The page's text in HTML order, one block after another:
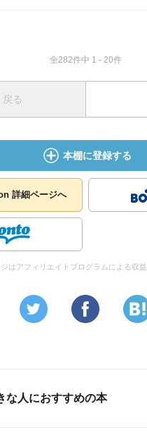
全282件中 1 - 20件
戻る
本棚に登録する
詳細ページへ
はアフィリエイトプログラムによる収
な人におすすめの本